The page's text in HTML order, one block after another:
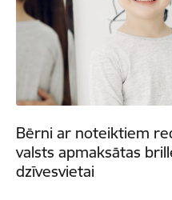
Bērni ar noteiktiem
valsts apmaksātas
dzīvesvietai